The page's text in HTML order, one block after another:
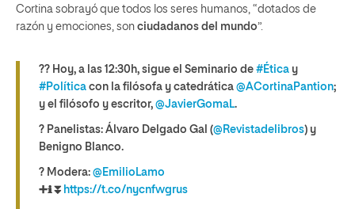
Cortina sobrayó que todos los seres humanos, “dotados de
razón y emociones, son ciudadanos del mundo”.
?? Hoy, a las 12:30h, sigue el Seminario de #Ética y
#Política con la filósofa y catedrática @ACortinaPantion;
y el filósofo y escritor, @JavierGomaL.
? Panelistas: Álvaro Delgado Gal (@Revistadelibros) y
Benigno Blanco.
? Modera: @EmilioLamo
➕ℹ️⏬ https://t.co/nycnfwgrus